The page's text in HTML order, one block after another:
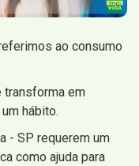
ao consumo
transforma em
hábito.
- SP requerem um
como ajuda para